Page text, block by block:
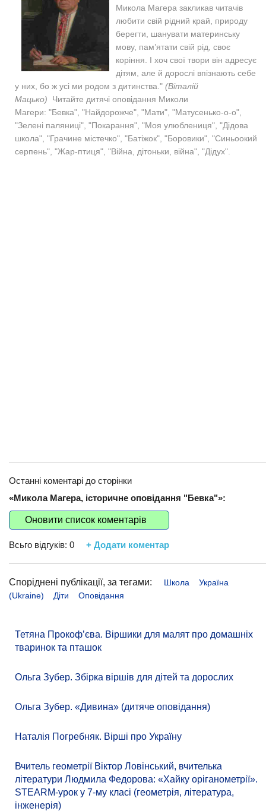
Микола Магера закликав читачів
любити свій рідний край, природу
берегти, шанувати материнську
мову, пам’ятати свій рід, своє
коріння. І хоч свої твори він адресує
дітям, але й дорослі впізнають себе
у них, бо ж усі ми родом з дитинства." (Віталій
Мацько)
Читайте дитячі оповідання Миколи
Магери: "Бевка", "Найдорожче", "Мати", "Матусенько-о-о",
"Зелені паляниці", "Покарання", "Моя улюблениця", "Дідова
школа", "Грачине містечко", "Батіжок", "Боровики", "Синьоокий
серпень", "Жар-птиця", "Війна, дітоньки, війна", "Дідух".
Останні коментарі до сторінки
«Микола Магера, історичне оповідання "Бевка"»:
Оновити список коментарів
Всьго відгуків: 0 + Додати коментар
Споріднені публікації, за тегами: Школа
Україна
(Ukraine)
Діти Оповідання
Тетяна Прокоф’єва. Віршики для малят про домашніх
тваринок та пташок
Ольга Зубер. Збірка віршів для дітей та дорослих
Ольга Зубер. «Дивина» (дитяче оповідання)
Наталія Погребняк. Вірші про Україну
Вчитель геометрії Віктор Ловінський, вчителька
літератури Людмила Федорова: «Хайку оріганометрії».
STEARM-урок у 7-му класі (геометрія, література,
інженерія)